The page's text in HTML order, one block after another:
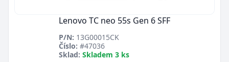
Lenovo TC neo 55s Gen 6 SFF
P/N: 13G00015CK
Číslo: #47036
Sklad: Skladem 3 ks